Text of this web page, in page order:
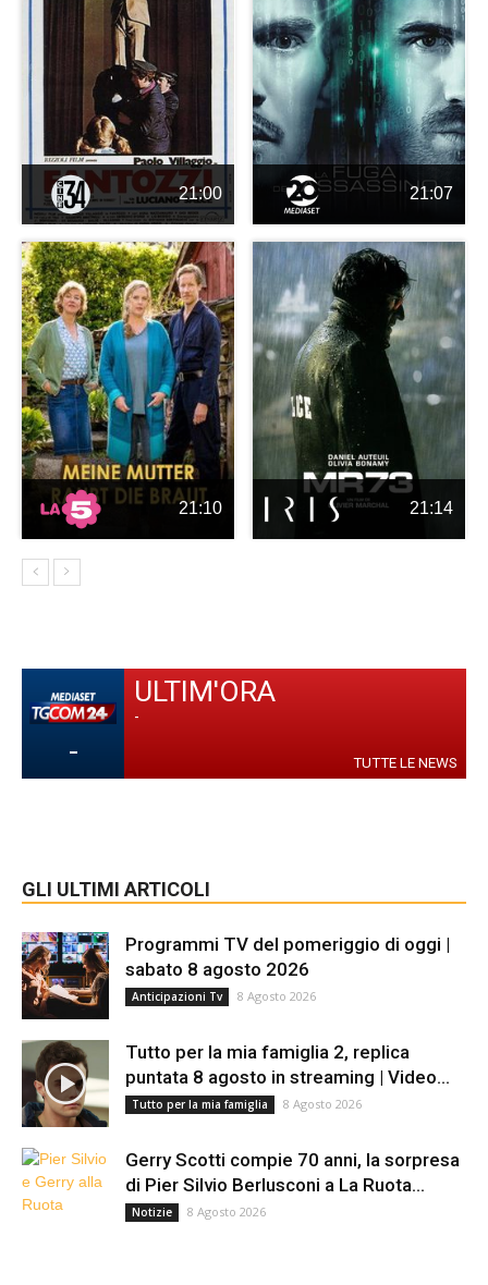
21:00 21:07
21:10 21:14
-
ULTIM'ORA
-
TUTTE LE NEWS
GLI ULTIMI ARTICOLI
Programmi TV del pomeriggio di oggi |
sabato 8 agosto 2026
Anticipazioni Tv 8 Agosto 2026
Tutto per la mia famiglia 2, replica
puntata 8 agosto in streaming | Video...
Tutto per la mia famiglia 8 Agosto 2026
Gerry Scotti compie 70 anni, la sorpresa
di Pier Silvio Berlusconi a La Ruota...
Notizie 8 Agosto 2026